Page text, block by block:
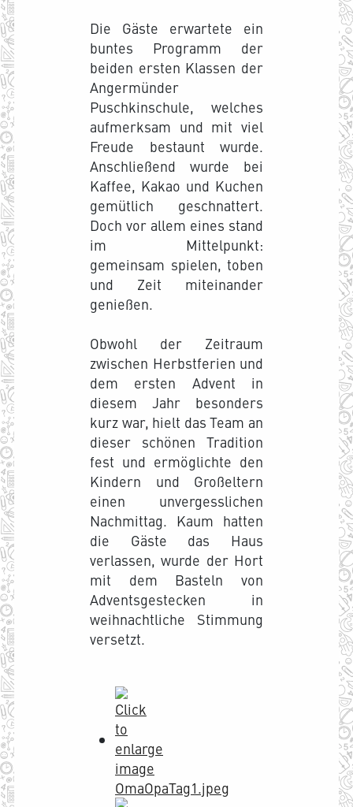
Die Gäste erwartete ein
buntes Programm der
beiden ersten Klassen der
Angermünder
Puschkinschule, welches
aufmerksam und mit viel
Freude bestaunt wurde.
Anschließend wurde bei
Kaffee, Kakao und Kuchen
gemütlich geschnattert.
Doch vor allem eines stand
im Mittelpunkt:
gemeinsam spielen, toben
und Zeit miteinander
genießen.
Obwohl der Zeitraum
zwischen Herbstferien und
dem ersten Advent in
diesem Jahr besonders
kurz war, hielt das Team an
dieser schönen Tradition
fest und ermöglichte den
Kindern und Großeltern
einen unvergesslichen
Nachmittag. Kaum hatten
die Gäste das Haus
verlassen, wurde der Hort
mit dem Basteln von
Adventsgestecken in
weihnachtliche Stimmung
versetzt.